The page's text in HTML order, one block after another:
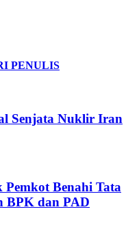
PENULIS
Senjata Nuklir Iran
Benahi Tata
BPK dan PAD